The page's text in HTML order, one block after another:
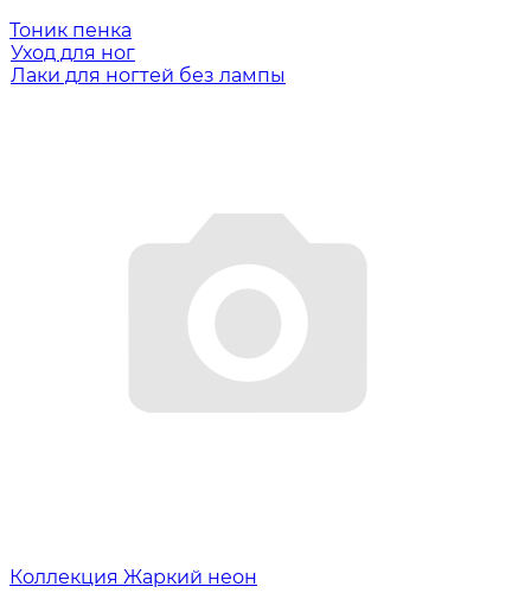
Тоник пенка
Уход для ног
Лаки для ногтей без лампы
Коллекция Жаркий неон